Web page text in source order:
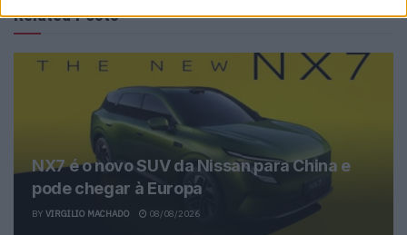
Related Posts
NX7 é o novo SUV da Nissan para China e
pode chegar à Europa
BY VIRGILIO MACHADO 08/08/2026